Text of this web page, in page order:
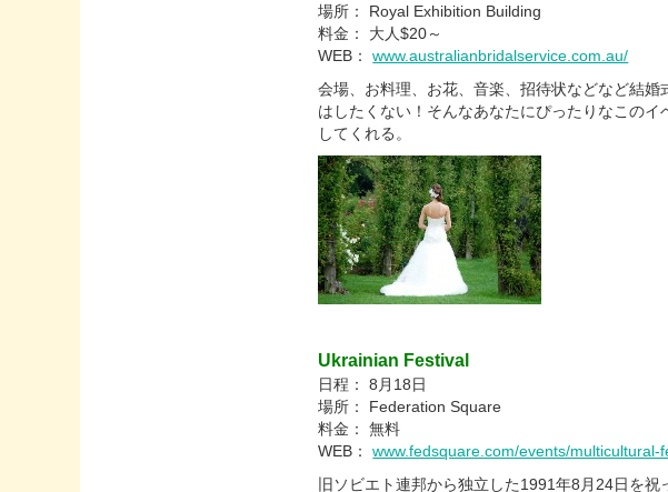
場所： Royal Exhibition Building
料金： 大人$20～
WEB：www.australianbridalservice.com.au/
会場、お料理、お花、音楽、招待状などなど結
はしたくない！そんなあなたにぴったりなこの
してくれる。
Ukrainian Festival
日程： 8月18日
場所： Federation Square
料金： 無料
WEB：www.fedsquare.com/events/multicultural-
旧ソビエト連邦から独立した1991年8月24日を